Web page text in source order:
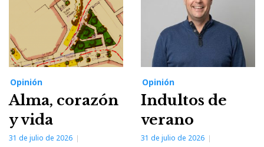
Opinión
Alma, corazón
y vida
31 de julio de 2026
Opinión
Indultos de
verano
31 de julio de 2026